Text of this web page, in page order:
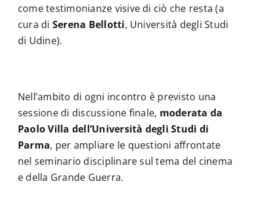
come testimonianze visive di ciò che resta (a
cura di Serena Bellotti, Università degli Studi
di Udine).
Nell’ambito di ogni incontro è previsto una
sessione di discussione finale, moderata da
Paolo Villa dell’Università degli Studi di
Parma, per ampliare le questioni affrontate
nel seminario disciplinare sul tema del cinema
e della Grande Guerra.